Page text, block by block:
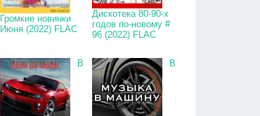
Громкие новинки
Июня (2022) FLAC
Дискотека 80-90-х
годов по-новому #
96 (2022) FLAC
В В